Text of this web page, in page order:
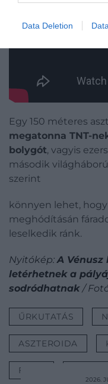
Data Deletion
Egy 150 méteres
megatonna TNT-
bolygót, vagyis
második
szerint
könnyen lehet,
meghódításán
leselkedik ránk.
Nyitókép:A
letérhetnek a
sodródhatnak/
ŰRKUTATÁS
ASZTEROIDA
FÖLD
2026.